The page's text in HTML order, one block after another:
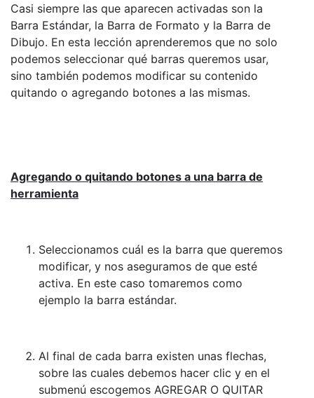
Casi siempre las que aparecen activadas son la
Barra Estándar, la Barra de Formato y la Barra de
Dibujo. En esta lección aprenderemos que no solo
podemos seleccionar qué barras queremos usar,
sino también podemos modificar su contenido
quitando o agregando botones a las mismas.
Agregando o quitando botones a una barra de
herramienta
Seleccionamos cuál es la barra que queremos
modificar, y nos aseguramos de que esté
activa. En este caso tomaremos como
ejemplo la barra estándar.
Al final de cada barra existen unas flechas,
sobre las cuales debemos hacer clic y en el
submenú escogemos AGREGAR O QUITAR